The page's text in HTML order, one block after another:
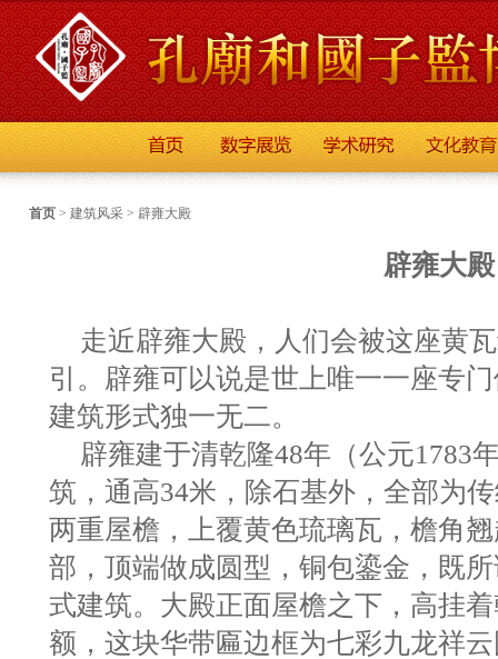
首页 > 建筑风采 > 辟雍大殿
辟雍大殿
走近辟雍大殿，人们会被这座黄
引。辟雍可以说是世上唯一一座专
建筑形式独一无二。
辟雍建于清乾隆48年（公元1783
筑，通高34米，除石基外，全部为
两重屋檐，上覆黄色琉璃瓦，檐角
部，顶端做成圆型，铜包鎏金，既
式建筑。大殿正面屋檐之下，高挂
额，这块华带匾边框为七彩九龙祥